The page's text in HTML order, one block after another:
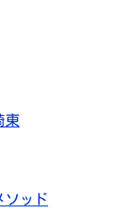
東
ソッド